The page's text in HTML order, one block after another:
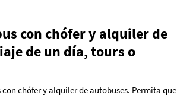
con chófer y alquiler de
de un día, tours o
chófer y alquiler de autobuses. Permita que